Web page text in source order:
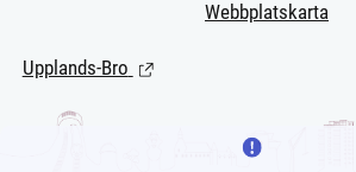
Webbplatskarta
Upplands-Bro (Länk till extern sida.)